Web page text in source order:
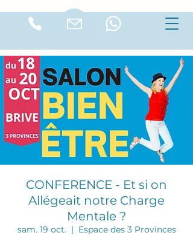
CONFERENCE - Et si on
Allégeait notre Charge
Mentale ?
sam. 19 oct.
  |
Espace des 3 Provinces